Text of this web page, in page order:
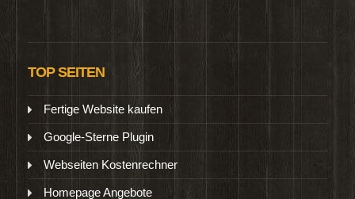
TOP SEITEN
Fertige Website kaufen
Google-Sterne Plugin
Webseiten Kostenrechner
Homepage Angebote